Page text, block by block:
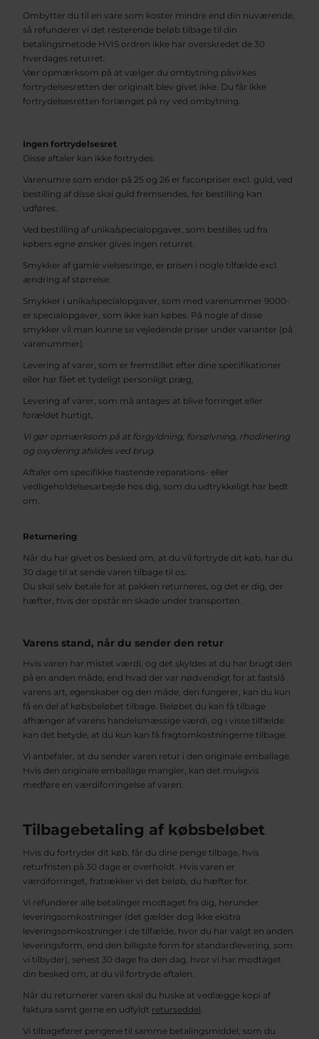
Ombytter du til en vare som koster mindre end din nuværende,
så refunderer vi det resterende beløb tilbage til din
betalingsmetode HVIS ordren ikke har overskredet de 30
hverdages returret.
Vær opmærksom på at vælger du ombytning påvirkes
fortrydelsesretten der originalt blev givet ikke. Du får ikke
fortrydelsesretten forlænget på ny ved ombytning.
Ingen fortrydelsesret
Disse aftaler kan ikke fortrydes:
Varenumre som ender på 25 og 26 er faconpriser excl. guld, ved
bestilling af disse skal guld fremsendes, før bestilling kan
udføres.
Ved bestilling af unika/specialopgaver, som bestilles ud fra
købers egne ønsker gives ingen returret.
Smykker af gamle vielsesringe, er prisen i nogle tilfælde excl.
ændring af størrelse.
Smykker i unika/specialopgaver, som med varenummer 9000-
er specialopgaver, som ikke kan købes. På nogle af disse
smykker vil man kunne se vejledende priser under varianter (på
varenummer).
Levering af varer, som er fremstillet efter dine specifikationer
eller har fået et tydeligt personligt præg,
Levering af varer, som må antages at blive forringet eller
forældet hurtigt,
Vi gør opmærksom på at forgyldning, forsølvning, rhodinering
og oxydering afslides ved brug.
Aftaler om specifikke hastende reparations- eller
vedligeholdelsesarbejde hos dig, som du udtrykkeligt har bedt
om.
Returnering
Når du har givet os besked om, at du vil fortryde dit køb, har du
30 dage til at sende varen tilbage til os.
Du skal selv betale for at pakken returneres, og det er dig, der
hæfter, hvis der opstår en skade under transporten.
Varens stand, når du sender den retur
Hvis varen har mistet værdi, og det skyldes at du har brugt den
på en anden måde, end hvad der var nødvendigt for at fastslå
varens art, egenskaber og den måde, den fungerer, kan du kun
få en del af købsbeløbet tilbage. Beløbet du kan få tilbage
afhænger af varens handelsmæssige værdi, og i visse tilfælde
kan det betyde, at du kun kan få fragtomkostningerne tilbage.
Vi anbefaler, at du sender varen retur i den originale emballage.
Hvis den originale emballage mangler, kan det muligvis
medføre en værdiforringelse af varen.
Tilbagebetaling af købsbeløbet
Hvis du fortryder dit køb, får du dine penge tilbage, hvis
returfristen på 30 dage er overholdt. Hvis varen er
værdiforringet, fratrækker vi det beløb, du hæfter for.
Vi refunderer alle betalinger modtaget fra dig, herunder
leveringsomkostninger (det gælder dog ikke ekstra
leveringsomkostninger i de tilfælde, hvor du har valgt en anden
leveringsform, end den billigste form for standardlevering, som
vi tilbyder), senest 30 dage fra den dag, hvor vi har modtaget
din besked om, at du vil fortryde aftalen.
Når du returnerer varen skal du huske at vedlægge kopi af
faktura samt gerne en udfyldt returseddel.
Vi tilbagefører pengene til samme betalingsmiddel, som du